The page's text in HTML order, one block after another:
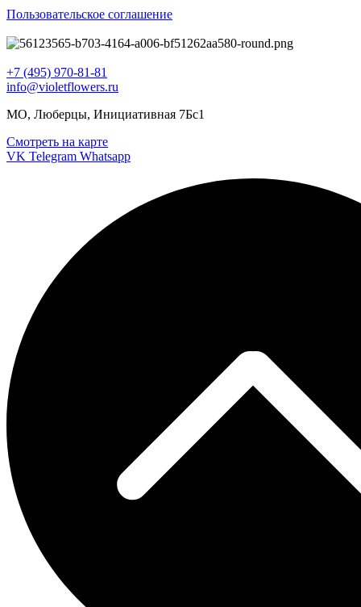
Пользовательское соглашение
+7 (495) 970-81-81
info@violetflowers.ru
МО, Люберцы, Инициативная 7Бс1
Смотреть на карте
VK Telegram Whatsapp